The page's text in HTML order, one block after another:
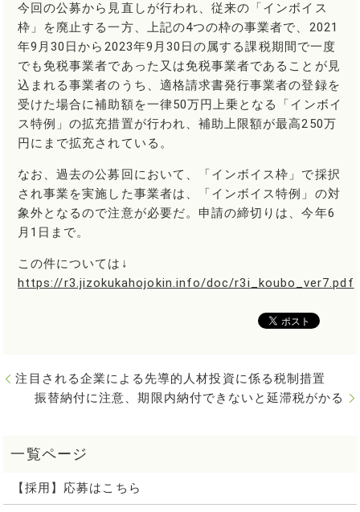
今回の公募から見直しが行われ、従来の「インボイス
枠」を廃止する一方、上記の4つの枠の事業者で、2021
年9月30日から2023年9月30日の属する課税期間で一度
でも免税事業者であった又は免税事業者であることが見
込まれる事業者のうち、適格請求書発行事業者の登録を
受けた場合に補助額を一律50万円上乗となる「インボイ
ス特例」の拡充措置が行われ、補助上限額が最高250万
円にまで拡充されている。
なお、過去の公募回において、「インボイス枠」で採択
され事業を実施した事業者は、「インボイス特例」の対
象外となるので注意が必要だ。申請の締切りは、今年6
月1日まで。
この件については↓
https://r3.jizokukahojokin.info/doc/r3i_koubo_ver7.pdf
注目される企業による先導的人材投資に係る税制措置
振替納付に注意、期限内納付できないと延滞税がかる
【採用】応募はこちら